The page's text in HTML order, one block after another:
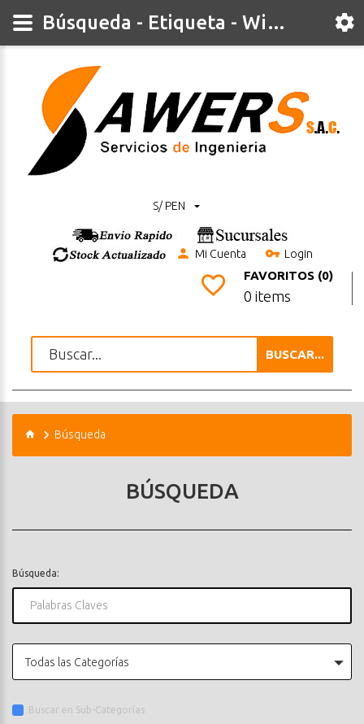
S/ PEN
Mi Cuenta Login
FAVORITOS (0)
0 items
BUSCAR...
Búsqueda
BÚSQUEDA
Búsqueda:
Todas las Categorías
Buscar en Sub-Categorías
Búsqueda - Etiqueta - WiFi-Bluetooth